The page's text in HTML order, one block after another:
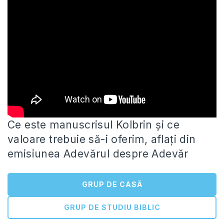
Ce este manuscrisul Kolbrin și ce
valoare trebuie să-i oferim, aflați din
emisiunea Adevărul despre Adevăr
GRUP DE CASĂ
GRUP DE STUDIU BIBLIC